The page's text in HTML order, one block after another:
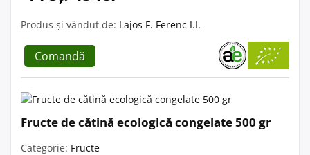
Produs și vândut de: Lajos F. Ferenc I.I.
Comandă
Fructe de cătină ecologică congelate 500 gr
Categorie: Fructe